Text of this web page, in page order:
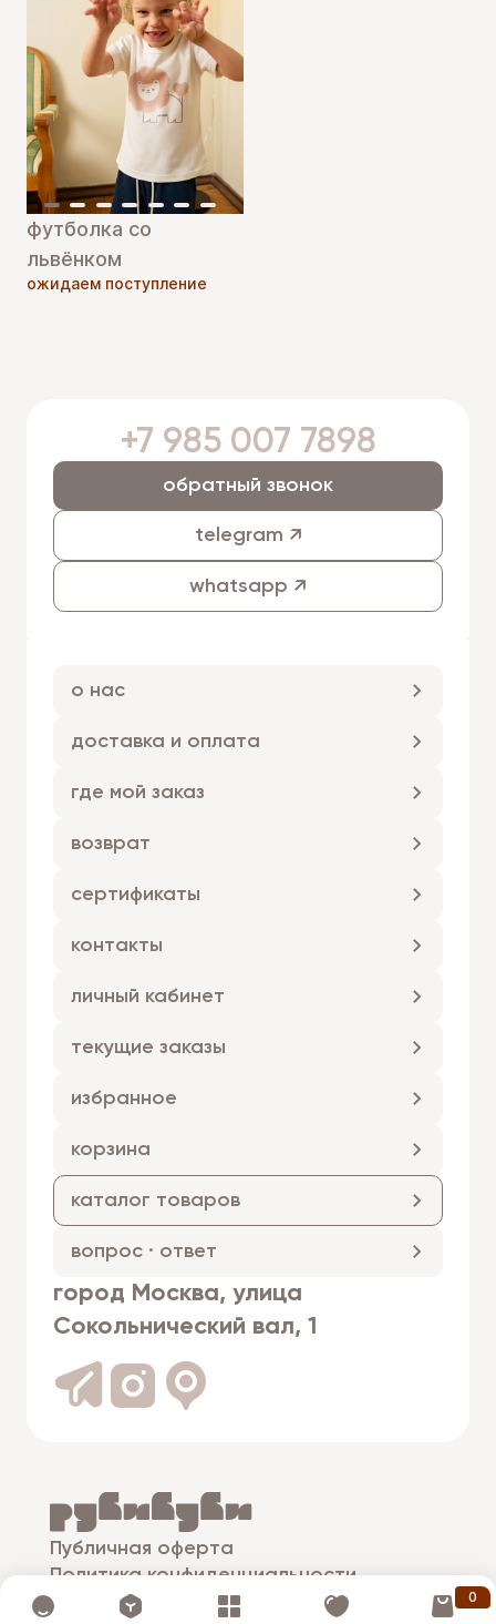
футболка со
львёнком
ожидаем поступление
+7 985 007 7898
telegram ↗
whatsapp ↗
обратный звонок
город Москва, улица
Сокольнический вал, 1
о нас
доставка и оплата
где мой заказ
возврат
сертификаты
контакты
личный кабинет
текущие заказы
избранное
корзина
каталог товаров
вопрос · ответ
Публичная оферта
Политика конфиденциальности
© рубибуби
0